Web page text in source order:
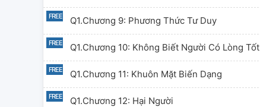
Q1.Chương 9: Phương Thức Tư Duy
Q1.Chương 10: Không Biết Người Có Lòng Tốt
Q1.Chương 11: Khuôn Mặt Biến Dạng
Q1.Chương 12: Hại Người